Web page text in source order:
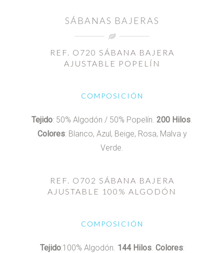
SÁBANAS BAJERAS
REF. O720 SÁBANA BAJERA
AJUSTABLE POPELÍN
COMPOSICIÓN
Tejido: 50% Algodón / 50% Popelín. 200 Hilos
Colores: Blanco, Azul, Beige, Rosa, Malva y
Verde.
REF. O702 SÁBANA BAJERA
AJUSTABLE 100% ALGODÓN
COMPOSICIÓN
Tejido:100% Algodón. 144 Hilos. Colores: